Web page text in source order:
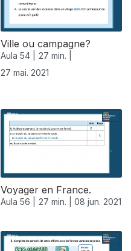
Ville ou campagne?
Aula 54 |
27 min. |
27 mai. 2021
Voyager en France.
Aula 56 | 27 min. | 08 jun. 2021